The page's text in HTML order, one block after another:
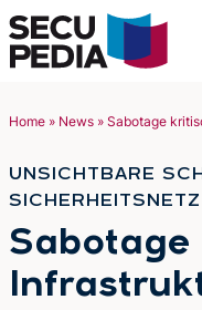
Home » News » Sabotage
UNSICHTBARE
SICHERHEITSNETZ
: